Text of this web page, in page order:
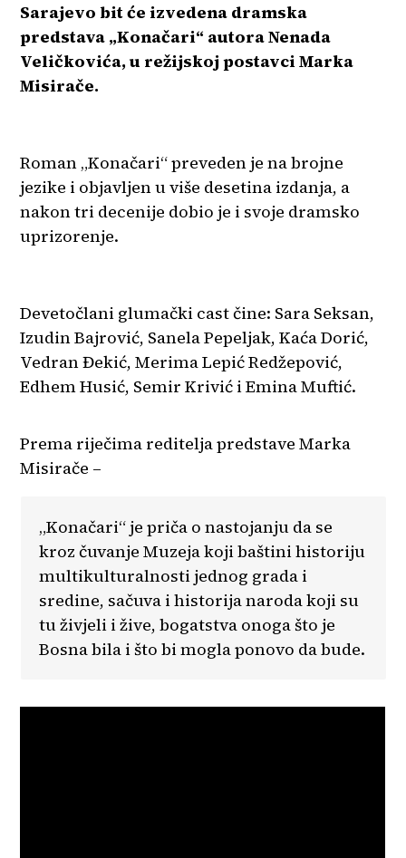
Sarajevo bit će izvedena dramska
predstava „Konačari“ autora Nenada
Veličkovića, u režijskoj postavci Marka
Misirače.
Roman „Konačari“ preveden je na brojne
jezike i objavljen u više desetina izdanja, a
nakon tri decenije dobio je i svoje dramsko
uprizorenje.
Devetočlani glumački cast čine: Sara Seksan,
Izudin Bajrović, Sanela Pepeljak, Kaća Dorić,
Vedran Đekić, Merima Lepić Redžepović,
Edhem Husić, Semir Krivić i Emina Muftić.
Prema riječima reditelja predstave Marka
Misirače –
„Konačari“ je priča o nastojanju da se
kroz čuvanje Muzeja koji baštini historiju
multikulturalnosti jednog grada i
sredine, sačuva i historija naroda koji su
tu živjeli i žive, bogatstva onoga što je
Bosna bila i što bi mogla ponovo da bude.